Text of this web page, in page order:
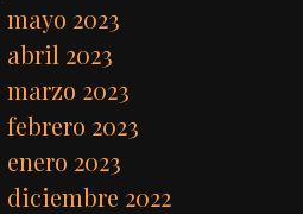
mayo 2023
abril 2023
marzo 2023
febrero 2023
enero 2023
diciembre 2022